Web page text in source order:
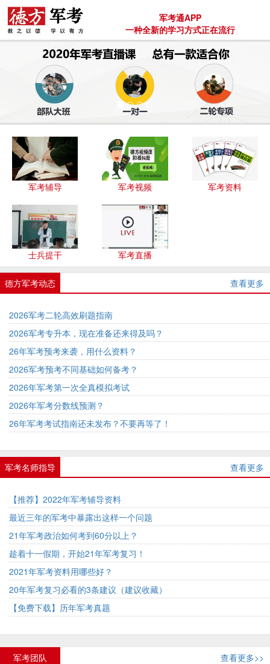
军考通APP
一种全新的学习方式正在流行
军考辅导 军考视频 军考资料
士兵提干 军考直播
德方军考动态 查看更多
2026军考二轮高效刷题指南
2026军考专升本，现在准备还来得及吗？
26年军考预考来袭，用什么资料？
2026军考预考不同基础如何备考？
2026年军考第一次全真模拟考试
2026年军考分数线预测？
26年军考考试指南还未发布？不要再等了！
军考名师指导 查看更多
【推荐】2022年军考辅导资料
最近三年的军考中暴露出这样一个问题
21年军考政治如何考到60分以上？
趁着十一假期，开始21年军考复习！
2021年军考资料用哪些好？
20年军考复习必看的3条建议（建议收藏）
【免费下载】历年军考真题
军考团队 查看更多>>